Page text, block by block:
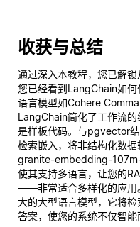
收获与总结
通过深入本教程，您已解锁
您已经看到LangChain如
语言模型如Cohere
LangChain简化了工作流
是样板代码。与pgvector
检索嵌入，将非结构化数
granite-embedding-107m-
使其支持多语言，让您的
——非常适合多样化的应用
大的大型语言模型，它将
答案，使您的系统不仅智能